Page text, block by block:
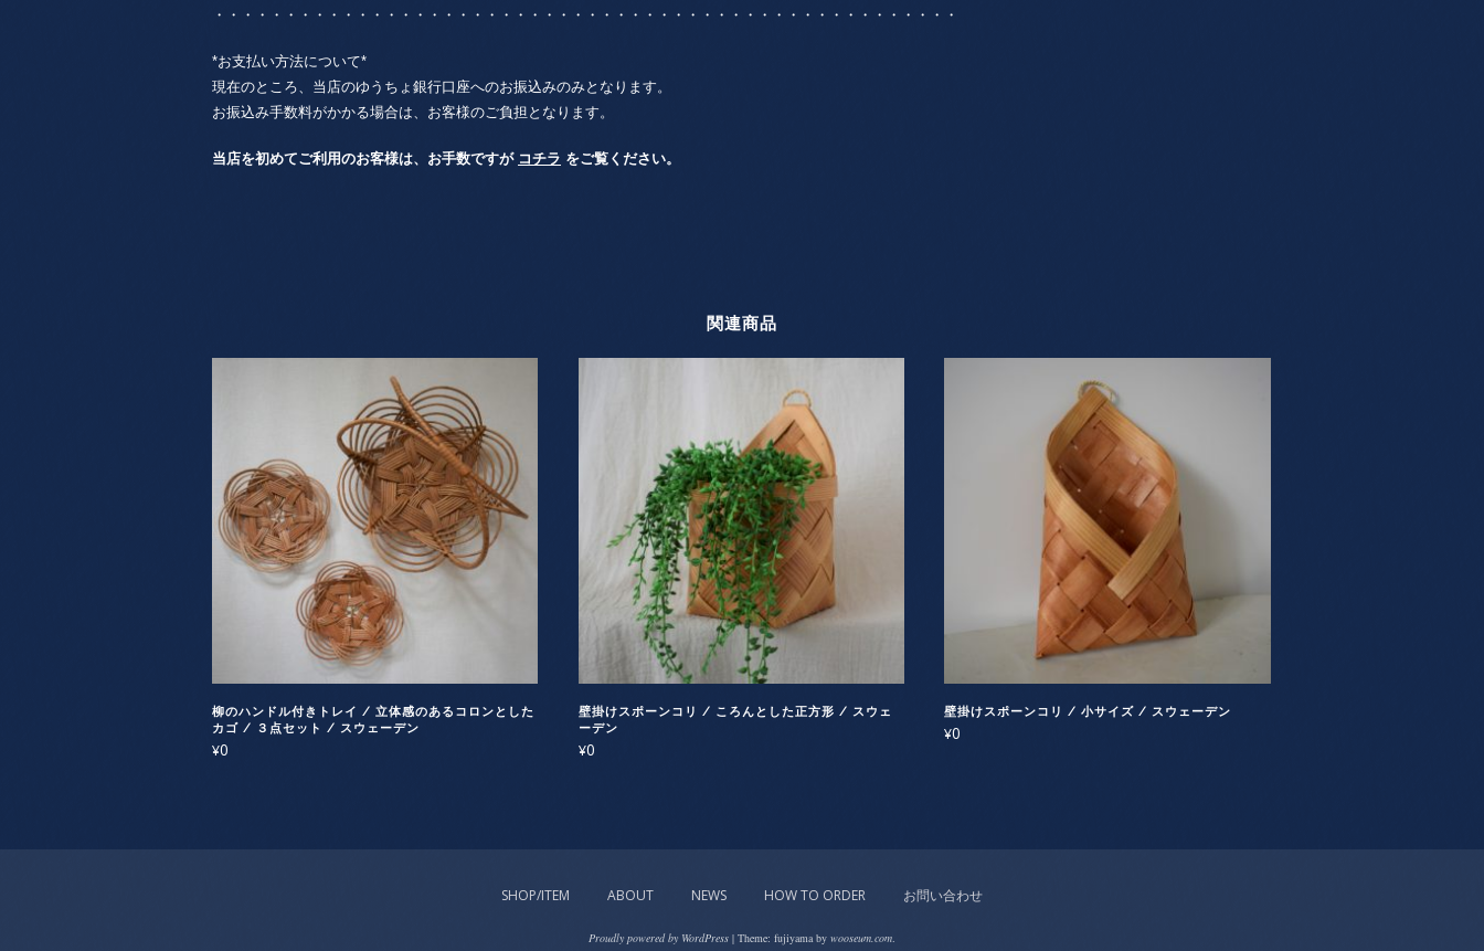
・・・・・・・・・・・・・・・・・・・・・・・・・・・・・・・・・・・・・・・・・・・・・・・・・・・・
*お支払い方法について*
現在のところ、当店のゆうちょ銀行口座へのお振込みのみとなります。
お振込み手数料がかかる場合は、お客様のご負担となります。
当店を初めてご利用のお客様は、お手数ですが コチラ をご覧ください。
関連商品
柳のハンドル付きトレイ / 立体感のあるコロンとした
カゴ / ３点セット / スウェーデン
¥0
壁掛けスポーンコリ / ころんとした正方形 / スウェ
ーデン
¥0
壁掛けスポーンコリ / 小サイズ / スウェーデン
¥0
SHOP/ITEM ABOUT NEWS HOW TO ORDER お問い合わせ
Proudly powered by WordPress | Theme: fujiyama by wooseum.com